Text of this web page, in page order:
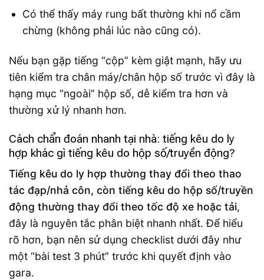
Có thể thấy máy rung bất thường khi nổ cầm
chừng (không phải lúc nào cũng có).
Nếu bạn gặp tiếng “cộp” kèm giật mạnh, hãy ưu
tiên kiểm tra chân máy/chân hộp số trước vì đây là
hạng mục “ngoài” hộp số, dễ kiểm tra hơn và
thường xử lý nhanh hơn.
Cách chẩn đoán nhanh tại nhà: tiếng kêu do ly
hợp khác gì tiếng kêu do hộp số/truyền động?
Tiếng kêu do ly hợp thường thay đổi theo thao
tác đạp/nhả côn, còn tiếng kêu do hộp số/truyền
động thường thay đổi theo tốc độ xe hoặc tải,
đây là nguyên tắc phân biệt nhanh nhất. Để hiểu
rõ hơn, bạn nên sử dụng checklist dưới đây như
một “bài test 3 phút” trước khi quyết định vào
gara.